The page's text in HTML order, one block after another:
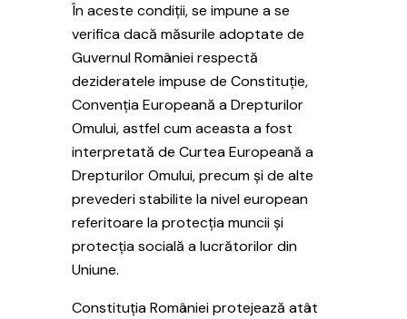
În aceste condiții, se impune a se
verifica dacă măsurile adoptate de
Guvernul României respectă
dezideratele impuse de Constituție,
Convenția Europeană a Drepturilor
Omului, astfel cum aceasta a fost
interpretată de Curtea Europeană a
Drepturilor Omului, precum și de alte
prevederi stabilite la nivel european
referitoare la protecția muncii și
protecția socială a lucrătorilor din
Uniune.
Constituția României protejează atât